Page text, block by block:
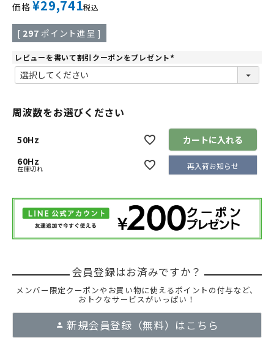
価格 ¥29,741税込
[ 297 ポイント進呈 ]
レビューを書いて割引クーポンをプレゼント
(
)
周波数をお選びください
50Hz
カートに入れる
60Hz
在庫切れ 再入荷お知らせ
メンバー限定クーポンやお買い物に使えるポイントの付与など、
おトクなサービスがいっぱい！
新規会員登録（無料）はこちら